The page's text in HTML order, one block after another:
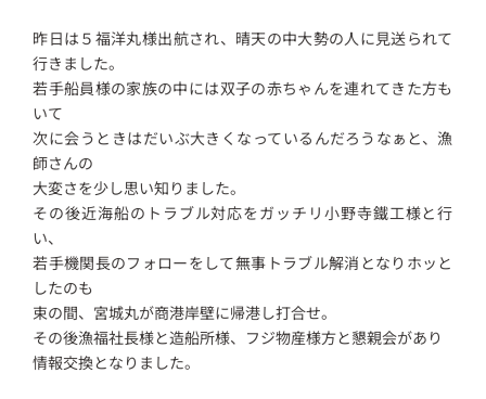
昨日は５福洋丸様出航され、晴天の中大勢の人に見送られて
行きました。
若手船員様の家族の中には双子の赤ちゃんを連れてきた方も
いて
次に会うときはだいぶ大きくなっているんだろうなぁと、漁
師さんの
大変さを少し思い知りました。
その後近海船のトラブル対応をガッチリ小野寺鐵工様と行
い、
若手機関長のフォローをして無事トラブル解消となりホッと
したのも
束の間、宮城丸が商港岸壁に帰港し打合せ。
その後漁福社長様と造船所様、フジ物産様方と懇親会があり
情報交換となりました。